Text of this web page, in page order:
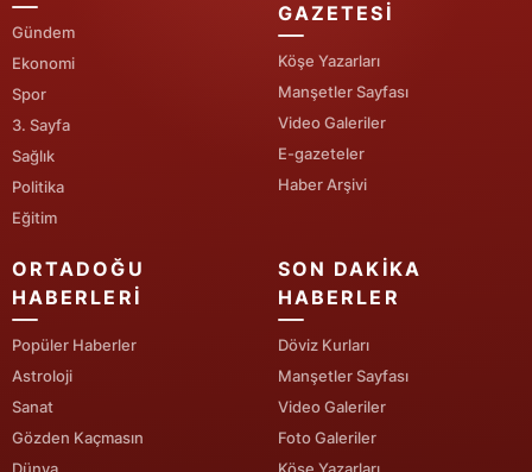
Karabük
Kilis
Osmaniye
Düzce
Gündem
Ekonomi
Spor
3. Sayfa
Sağlık
Politika
Eğitim
GAZETESI
Köşe Yazarları
Manşetler Sayfası
Video Galeriler
E-gazeteler
Haber Arşivi
ORTADOĞU
HABERLERI
Popüler Haberler
Astroloji
Sanat
Gözden Kaçmasın
SON DAKIKA
HABERLER
Döviz Kurları
Manşetler Sayfası
Video Galeriler
Foto Galeriler